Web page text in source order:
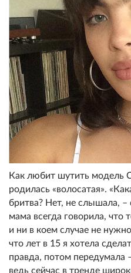
Как любит шутить модель
родилась «волосатая».
бритва? Нет, не слышала,
мама всегда говорила, что
и ни в коем случае не
что лет в 15 я хотела
правда, потом передумала
ведь сейчас в тренде